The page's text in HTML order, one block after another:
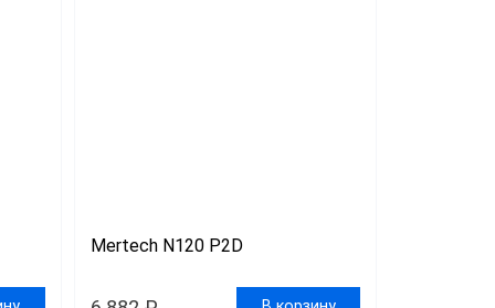
Mertech N120 P2D